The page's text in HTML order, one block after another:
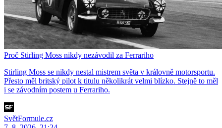
Proč Stirling Moss nikdy nezávodil za Ferrariho
Stirling Moss se nikdy nestal mistrem světa v královně motorsportu.
Přesto měl britský pilot k titulu několikrát velmi blízko. Stejně to měl
i se závodním postem u Ferrariho.
SvětFormule.cz